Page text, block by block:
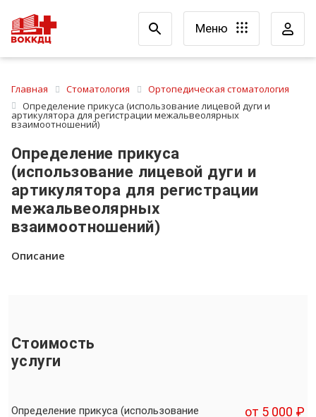
Меню
Главная Стоматология
Ортопедическая стоматология
Определение прикуса (использование лицевой дуги и
артикулятора для регистрации межальвеолярных
взаимоотношений)
Определение прикуса
(использование лицевой дуги и
артикулятора для регистрации
межальвеолярных
взаимоотношений)
Описание
Стоимость
услуги
Определение прикуса (использование
от 5 000 ₽